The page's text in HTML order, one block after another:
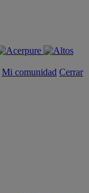
Mi comunidad Cerrar